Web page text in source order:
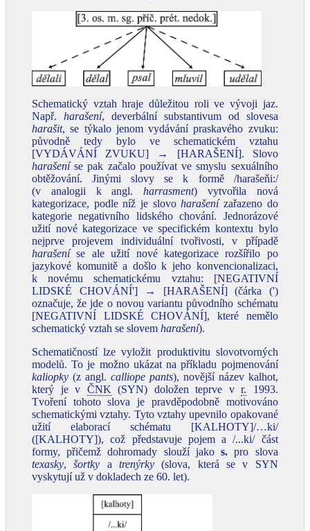
Schematický vztah hraje důležitou roli ve vývoji jaz.
Např. harašení, deverbální substantivum od slovesa
harašit, se týkalo jenom vydávání praskavého zvuku:
původně tedy bylo ve schematickém vztahu
[VYDÁVÁNÍ ZVUKU] → [HARAŠENÍ]. Slovo
harašeníse pak začalo používat ve smyslu sexuálního
obtěžování. Jinými slovy se k formě /harašeňi:/
(v analogii k angl.harrasment) vytvořila nová
kategorizace, podle níž je slovoharašenízařazeno do
kategorie negativního lidského chování. Jednorázové
užití nové kategorizace ve specifickém kontextu bylo
nejprve projevem individuální tvořivosti, v případě
harašeníse ale užití nové kategorizace rozšířilo po
jazykové komunitě a došlo k jeho konvencionalizaci,
k novému schematickému vztahu: [NEGATIVNÍ
LIDSKÉ CHOVÁNÍ'] → [HARAŠENÍ] (čárka (')
označuje, že jde o novou variantu původního schématu
[NEGATIVNÍ LIDSKÉ CHOVÁNÍ], které nemělo
schematický vztah se slovem harašení).
Schematičností lze vyložit produktivitu slovotvorných
modelů. To je možno ukázat na příkladu pojmenování
kaliopky (z angl. calliope pants), novější název kalhot,
který je v ČNK (SYN) doložen teprve vr. 1993.
Tvoření tohoto slova je pravděpodobně motivováno
schematickými vztahy. Tyto vztahy upevnilo opakované
užití elaborací schématu [KALHOTY]/…ki/
([KALHOTY]), což představuje pojem a /...ki/ část
formy, přičemž dohromady slouží jakos. pro slova
texasky,šortky atrenýrky (slova, která se v SYN
vyskytují už v dokladech ze 60. let).